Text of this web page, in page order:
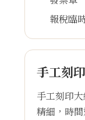
報稅臨
手工刻
手工刻印
精細，時